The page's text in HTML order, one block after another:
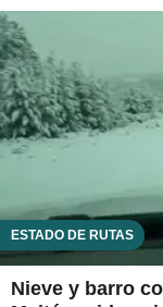
ESTADO DE RUTAS
Nieve y barro